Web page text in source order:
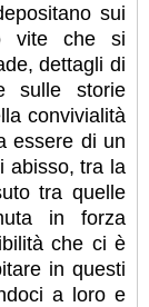
sui
vite che si
dettagli di
sulle storie
convivialità
essere di un
abisso, tra la
tra quelle
in forza
che ci è
in questi
a loro e